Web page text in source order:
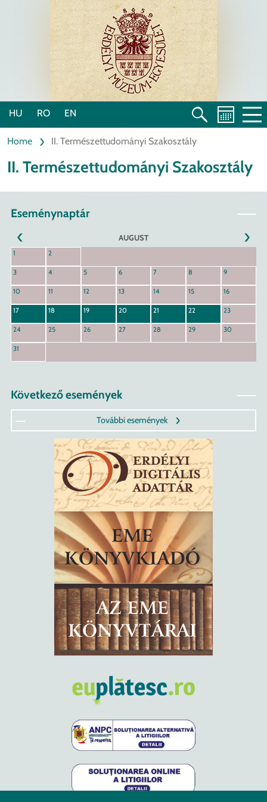
HU RO EN
Home II. Természettudományi Szakosztály
II. Természettudományi Szakosztály
Eseménynaptár
PREVIOUS
AUGUST
1 2
3 4 5 6 7 8 9
10 11 12 13 14 15 16
17 18 19 20 21 22 23
24 25 26 27 28 29 30
31
Következő események
További események